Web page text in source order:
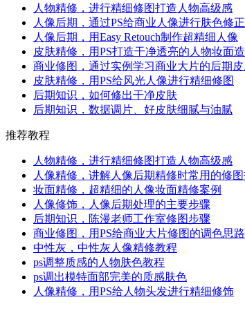
人物精修，进行精细修图打造人物高级感
人像后期，通过PS给商业人像进行肤色修正
人像后期，用Easy Retouch制作超精细人像
皮肤精修，用PS打造干净透亮的人物妆面
商业修图，通过实例学习商业大片的后期
皮肤精修，用PS给风光人像进行精细修图
后期知识，如何修出干净皮肤
后期知识，数据调片、好皮肤细腻与油腻
推荐教程
人物精修，进行精细修图打造人物高级感
人像精修，讲解人像后期精修时常用的修图
妆面精修，超精细的人像妆面精修案例
人像修饰，人像后期处理的主要步骤
后期知识，陈漫老师工作室修图步骤
商业修图，用PS给商业大片修图的调色思
中性灰，中性灰人像精修教程
ps调整质感的人物肤色教程
ps调出模特面部完美的质感肤色
人像精修，用PS给人物头发进行精细修饰